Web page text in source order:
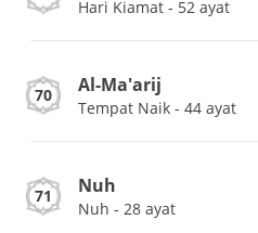
Hari Kiamat - 52 ayat
70 Al-Ma'arij
Tempat Naik - 44 ayat
71 Nuh
Nuh - 28 ayat